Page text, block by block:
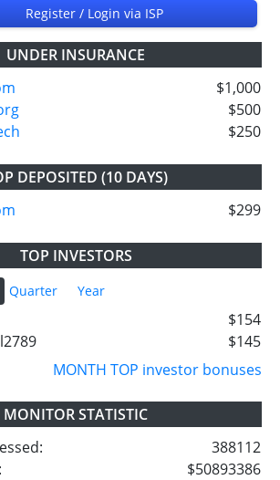
Register / Login via ISP
UNDER INSURANCE
$1,000
$500
$250
DEPOSITED (10 DAYS)
$299
TOP INVESTORS
Quarter Year
$154
$145
MONTH TOP investor bonuses
MONITOR STATISTIC
388112
$50893386